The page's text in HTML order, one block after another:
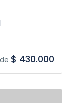
$ 430.000